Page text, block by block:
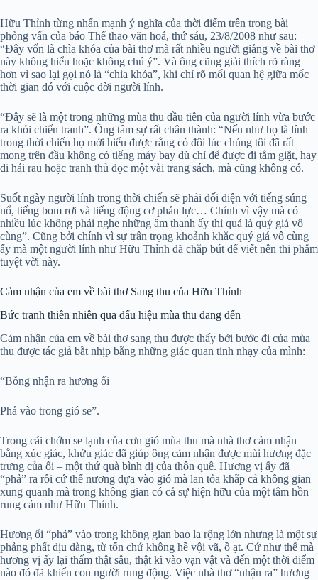
Hữu Thỉnh từng nhấn mạnh ý nghĩa của thời điểm trên trong bài
phỏng vấn của báo Thể thao văn hoá, thứ sáu, 23/8/2008 như sau:
“Đây vốn là chìa khóa của bài thơ mà rất nhiều người giảng về bài thơ
này không hiểu hoặc không chú ý”. Và ông cũng giải thích rõ ràng
hơn vì sao lại gọi nó là “chìa khóa”, khi chỉ rõ mối quan hệ giữa mốc
thời gian đó với cuộc đời người lính.
“Đây sẽ là một trong những mùa thu đầu tiên của người lính vừa bước
ra khỏi chiến tranh”. Ông tâm sự rất chân thành: “Nếu như họ là lính
trong thời chiến họ mới hiểu được rằng có đôi lúc chúng tôi đã rất
mong trên đầu không có tiếng máy bay dù chỉ để được đi tắm giặt, hay
đi hái rau hoặc tranh thủ đọc một vài trang sách, mà cũng không có.
Suốt ngày người lính trong thời chiến sẽ phải đối diện với tiếng súng
nổ, tiếng bom rơi và tiếng động cơ phản lực… Chính vì vậy mà có
nhiều lúc không phải nghe những âm thanh ấy thì quả là quý giá vô
cùng”. Cũng bởi chính vì sự trân trọng khoảnh khắc quý giá vô cùng
ấy mà một người lính như Hữu Thỉnh đã chắp bút để viết nên thi phẩm
tuyệt vời này.
Cảm nhận của em về bài thơ Sang thu của Hữu Thỉnh
Bức tranh thiên nhiên qua dấu hiệu mùa thu đang đến
Cảm nhận của em về bài thơ sang thu được thấy bởi bước đi của mùa
thu được tác giả bắt nhịp bằng những giác quan tinh nhạy của mình:
“Bỗng nhận ra hương ổi
Phả vào trong gió se”.
Trong cái chớm se lạnh của cơn gió mùa thu mà nhà thơ cảm nhận
bằng xúc giác, khứu giác đã giúp ông cảm nhận được mùi hương đặc
trưng của ổi – một thứ quà bình dị của thôn quê. Hương vị ấy đã
“phả” ra rồi cứ thế nương dựa vào gió mà lan tỏa khắp cả không gian
xung quanh mà trong không gian có cả sự hiện hữu của một tâm hồn
rung cảm như Hữu Thỉnh.
Hương ổi “phả” vào trong không gian bao la rộng lớn nhưng là một sự
phảng phất dịu dàng, từ tốn chứ không hề vội vã, ồ ạt. Cứ như thế mà
hương vị ấy lại thấm thật sâu, thật kĩ vào vạn vật và đến một thời điểm
nào đó đã khiến con người rung động. Việc nhà thơ “nhận ra” hương